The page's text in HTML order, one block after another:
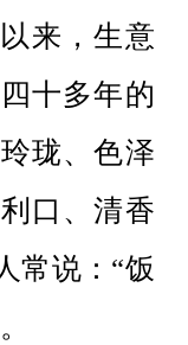
来，生意
十多年的
珑、色泽
口、清香
常说：“饭